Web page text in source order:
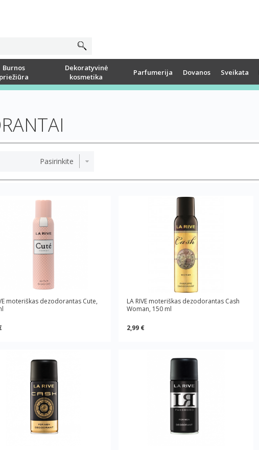
Burnos
priežiūra
Dekoratyvinė
kosmetika
Parfumerija Dovanos Sveikata
moteriškas dezodorantas Cute,
LA RIVE moteriškas dezodorantas Cash
Woman, 150 ml
2,99 €